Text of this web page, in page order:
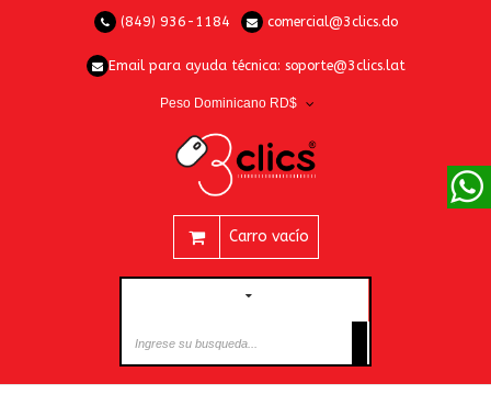
(849) 936-1184 comercial@3clics.do
Email para ayuda técnica: soporte@3clics.lat
Peso Dominicano RD$
Carro vacío
CATEGORÍAS